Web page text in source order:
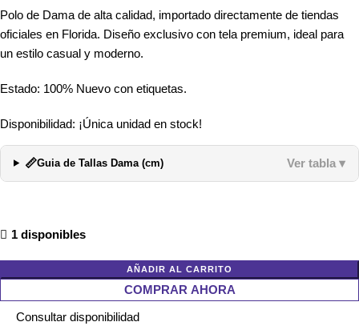
Polo de Dama de alta calidad, importado directamente de tiendas
oficiales en Florida. Diseño exclusivo con tela premium, ideal para
un estilo casual y moderno.
Estado: 100% Nuevo con etiquetas.
Disponibilidad: ¡Única unidad en stock!
📏Guia de Tallas Dama (cm) Ver tabla ▾
1 disponibles
AÑADIR AL CARRITO
COMPRAR AHORA
Consultar disponibilidad